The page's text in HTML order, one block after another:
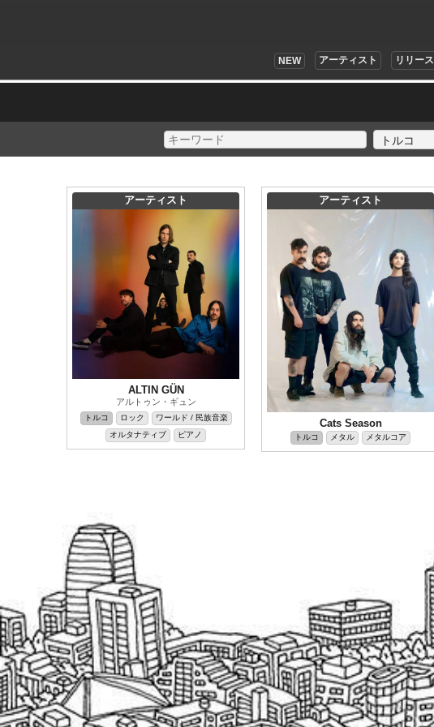
NEW アーティスト リリース
アーティスト
ALTIN GÜN
アルトゥン・ギュン
トルコ ロック
ワールド / 民族音楽
オルタナティブ
ピアノ
アーティスト
Cats Season
トルコ メタル メタルコア